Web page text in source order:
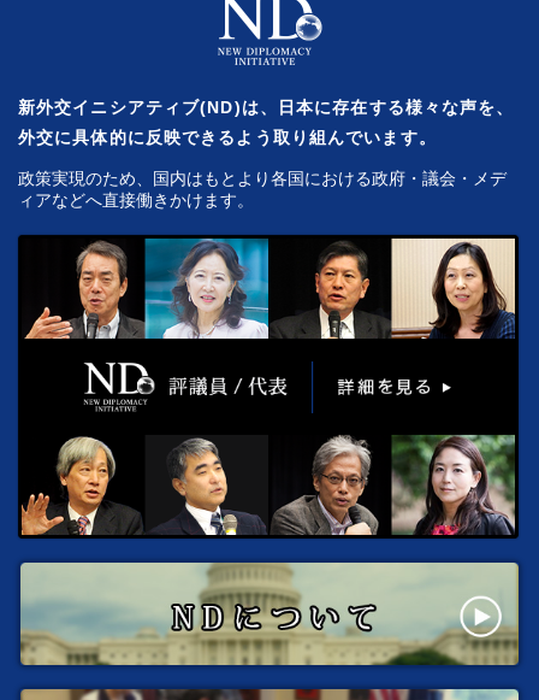
新外交イニシアティブ(ND)は、日本に存在する様々な声を、
外交に具体的に反映できるよう取り組んでいます。
政策実現のため、国内はもとより各国における政府・議会・メデ
ィアなどへ直接働きかけます。